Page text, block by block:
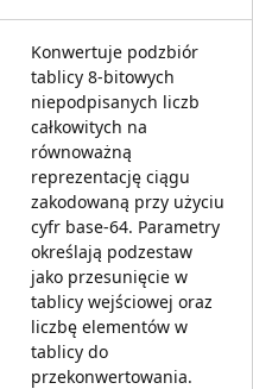
Konwertuje podzbiór
tablicy 8-bitowych
niepodpisanych liczb
całkowitych na
równoważną
reprezentację ciągu
zakodowaną przy użyciu
cyfr base-64. Parametry
określają podzestaw
jako przesunięcie w
tablicy wejściowej oraz
liczbę elementów w
tablicy do
przekonwertowania.